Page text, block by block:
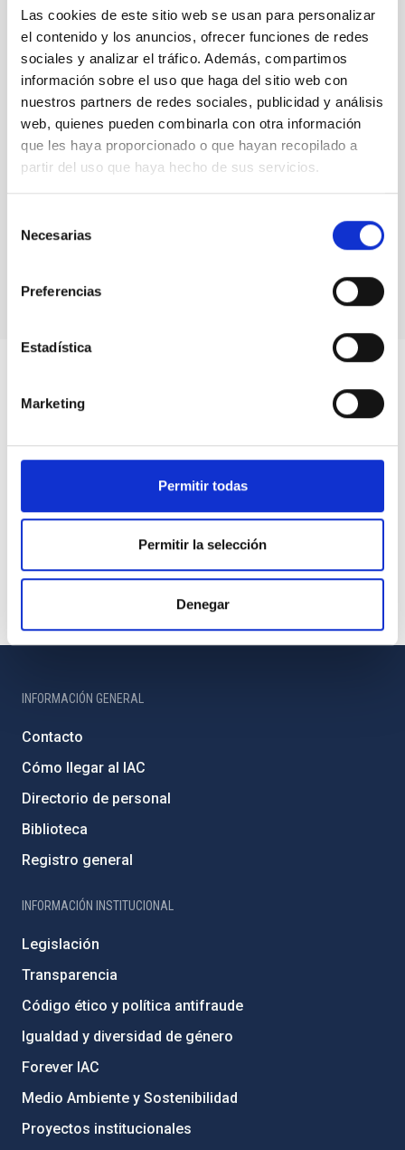
Las cookies de este sitio web se usan para personalizar
el contenido y los anuncios, ofrecer funciones de redes
sociales y analizar el tráfico. Además, compartimos
información sobre el uso que haga del sitio web con
nuestros partners de redes sociales, publicidad y análisis
web, quienes pueden combinarla con otra información
que les haya proporcionado o que hayan recopilado a
partir del uso que haya hecho de sus servicios.
Necesarias
Preferencias
Estadística
Marketing
Permitir todas
Permitir la selección
Denegar
Grupo de Galaxias de M81 (Galaxia de Bode),
INFORMACIÓN GENERAL
Contacto
Cómo llegar al IAC
Directorio de personal
Biblioteca
Registro general
INFORMACIÓN INSTITUCIONAL
Legislación
Transparencia
Código ético y política antifraude
Igualdad y diversidad de género
Forever IAC
Medio Ambiente y Sostenibilidad
Proyectos institucionales